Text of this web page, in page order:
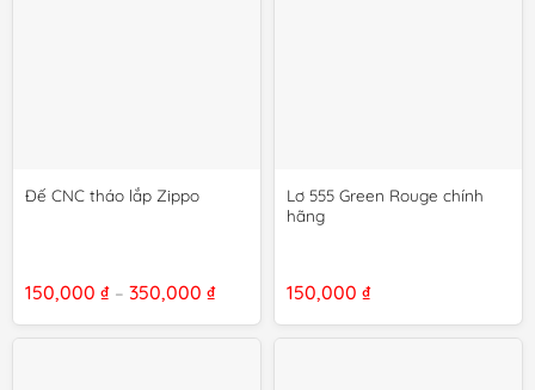
Đế CNC tháo lắp Zippo
150,000 ₫ – 350,000 ₫Khoảng
từ
Lơ 555 Green Rouge chính
hãng
150,000 ₫